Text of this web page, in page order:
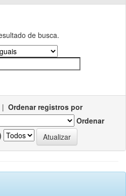
de busca.
| Ordenar registros por
Ordenar